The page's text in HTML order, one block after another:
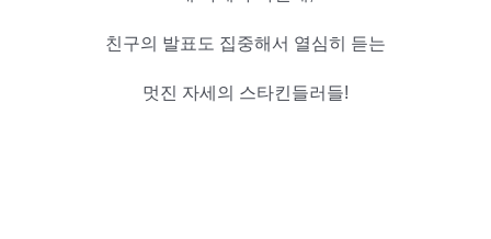
친구의 발표도 집중해서 열심히 듣는
멋진 자세의 스타킨들러들!